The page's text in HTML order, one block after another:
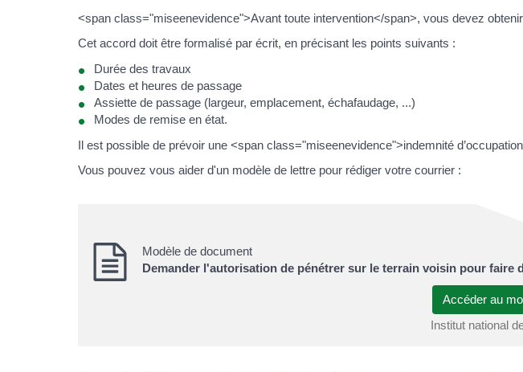
<span class="miseenevidence">Avant toute intervention</span>, vous devez
Cet accord doit être formalisé par écrit, en précisant les points suivants :
Durée des travaux
Dates et heures de passage
Assiette de passage (largeur, emplacement, échafaudage, ...)
Modes de remise en état.
Il est possible de prévoir une <span class="miseenevidence">indemnité
Vous pouvez vous aider d'un modèle de lettre pour rédiger votre courrier :
Modèle de document
Demander l'autorisation de pénétrer sur le terrain voisin pour faire
Accéder au
Institut national